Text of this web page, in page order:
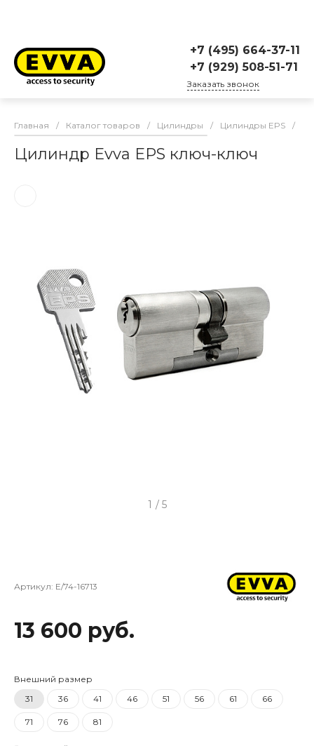
+7 (495) 664-37-11
+7 (929) 508-51-71
Заказать звонок
Главная / Каталог товаров / Цилиндры / Цилиндры EPS /
Цилиндр Evva EPS ключ-ключ
1 / 5
Артикул: E/74-16713
13 600 руб.
Внешний размер
31
36 41 46 51 56 61 66
71 76 81